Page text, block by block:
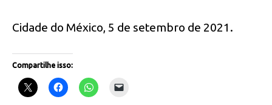
Cidade do México, 5 de setembro de 2021.
Compartilhe isso: